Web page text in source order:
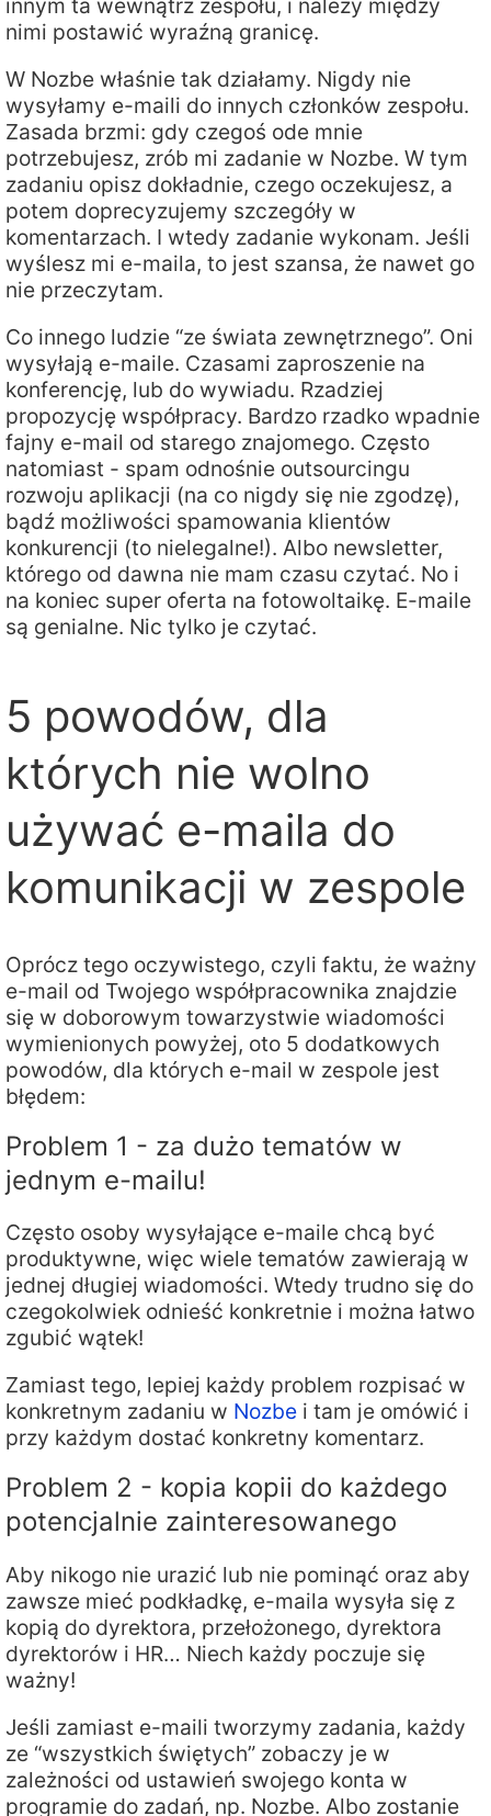
innym ta wewnątrz zespołu, i należy między
nimi postawić wyraźną granicę.
W Nozbe właśnie tak działamy. Nigdy nie
wysyłamy e-maili do innych członków zespołu.
Zasada brzmi: gdy czegoś ode mnie
potrzebujesz, zrób mi zadanie w Nozbe. W tym
zadaniu opisz dokładnie, czego oczekujesz, a
potem doprecyzujemy szczegóły w
komentarzach. I wtedy zadanie wykonam. Jeśli
wyślesz mi e-maila, to jest szansa, że nawet go
nie przeczytam.
Co innego ludzie “ze świata zewnętrznego”. Oni
wysyłają e-maile. Czasami zaproszenie na
konferencję, lub do wywiadu. Rzadziej
propozycję współpracy. Bardzo rzadko wpadnie
fajny e-mail od starego znajomego. Często
natomiast - spam odnośnie outsourcingu
rozwoju aplikacji (na co nigdy się nie zgodzę),
bądź możliwości spamowania klientów
konkurencji (to nielegalne!). Albo newsletter,
którego od dawna nie mam czasu czytać. No i
na koniec super oferta na fotowoltaikę. E-maile
są genialne. Nic tylko je czytać.
5 powodów, dla
których nie wolno
używać e-maila do
komunikacji w zespole
Oprócz tego oczywistego, czyli faktu, że ważny
e-mail od Twojego współpracownika znajdzie
się w doborowym towarzystwie wiadomości
wymienionych powyżej, oto 5 dodatkowych
powodów, dla których e-mail w zespole jest
błędem:
Problem 1 - za dużo tematów w
jednym e-mailu!
Często osoby wysyłające e-maile chcą być
produktywne, więc wiele tematów zawierają w
jednej długiej wiadomości. Wtedy trudno się do
czegokolwiek odnieść konkretnie i można łatwo
zgubić wątek!
Zamiast tego, lepiej każdy problem rozpisać w
konkretnym zadaniu w Nozbe i tam je omówić i
przy każdym dostać konkretny komentarz.
Problem 2 - kopia kopii do każdego
potencjalnie zainteresowanego
Aby nikogo nie urazić lub nie pominąć oraz aby
zawsze mieć podkładkę, e-maila wysyła się z
kopią do dyrektora, przełożonego, dyrektora
dyrektorów i HR… Niech każdy poczuje się
ważny!
Jeśli zamiast e-maili tworzymy zadania, każdy
ze “wszystkich świętych” zobaczy je w
zależności od ustawień swojego konta w
programie do zadań, np. Nozbe. Albo zostanie